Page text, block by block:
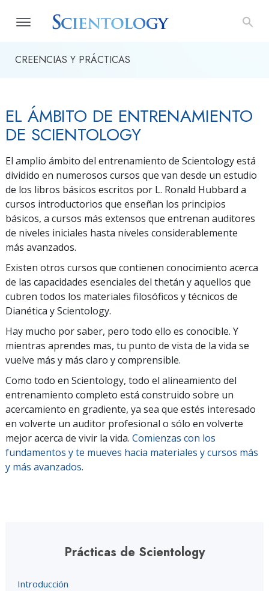
CREENCIAS Y PRÁCTICAS
EL ÁMBITO DE ENTRENAMIENTO
DE SCIENTOLOGY
El amplio ámbito del entrenamiento de Scientology está
dividido en numerosos cursos que van desde un estudio
de los libros básicos escritos por L. Ronald Hubbard a
cursos introductorios que enseñan los principios
básicos, a cursos más extensos que entrenan auditores
de niveles iniciales hasta niveles considerablemente
más avanzados.
Existen otros cursos que contienen conocimiento acerca
de las capacidades esenciales del thetán y aquellos que
cubren todos los materiales filosóficos y técnicos de
Dianética y Scientology.
Hay mucho por saber, pero todo ello es conocible. Y
mientras aprendes mas, tu punto de vista de la vida se
vuelve más y más claro y comprensible.
Como todo en Scientology, todo el alineamiento del
entrenamiento completo está construido sobre un
acercamiento en gradiente, ya sea que estés interesado
en volverte un auditor profesional o sólo en volverte
mejor acerca de vivir la vida. Comienzas con los
fundamentos y te mueves hacia materiales y cursos más
y más avanzados.
Prácticas de Scientology
Introducción